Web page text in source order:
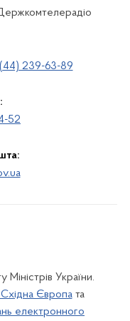
239-63-89
52
Міністрів України.
Європата
електронного